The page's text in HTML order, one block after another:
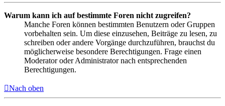
Warum kann ich auf bestimmte Foren nicht zugreifen?
Manche Foren können bestimmten Benutzern oder Gruppen
vorbehalten sein. Um diese einzusehen, Beiträge zu lesen, zu
schreiben oder andere Vorgänge durchzuführen, brauchst du
möglicherweise besondere Berechtigungen. Frage einen
Moderator oder Administrator nach entsprechenden
Berechtigungen.
Nach oben